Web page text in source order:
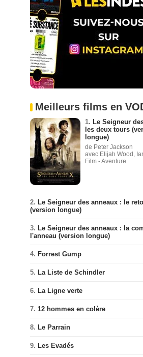
Meilleurs films en
1. Le Seigneur
les deux tours
longue)
de Peter Jackson
avec Elijah Wood,
Film - Aventure
2. Le Seigneur des anneaux : le
(version longue)
3. Le Seigneur des anneaux : la
l'anneau (version longue)
4. Forrest Gump
5. La Liste de Schindler
6. La Ligne verte
7. 12 hommes en colère
8. Le Parrain
9. Les Evadés